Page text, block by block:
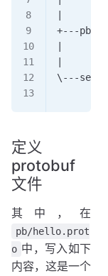
+---pb
\---
定义
protobuf
文件
其中，在
pb/hello.prot
o 中，写入如下
内容，这是一个